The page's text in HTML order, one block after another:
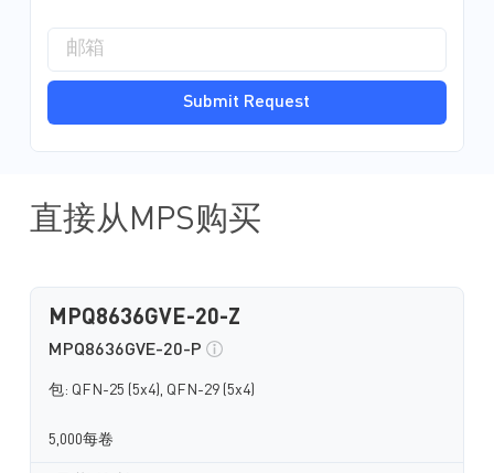
Submit Request
直接从MPS购买
MPQ8636GVE-20-Z
MPQ8636GVE-20-P
包: QFN-25 (5x4), QFN-29 (5x4)
5,000每卷